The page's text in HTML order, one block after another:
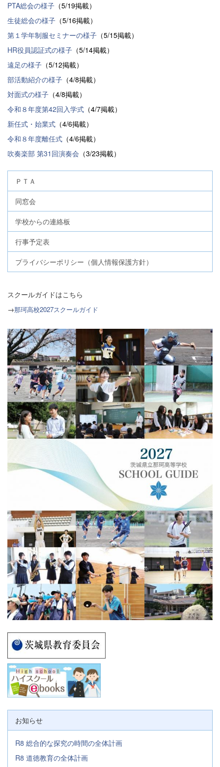
PTA総会の様子 （5/19掲載）
生徒総会の様子 （5/16掲載）
第１学年制服セミナーの様子 （5/15掲載）
HR役員認証式の様子 （5/14掲載）
遠足の様子 （5/12掲載）
部活動紹介の様子 （4/8掲載）
対面式の様子 （4/8掲載）
令和８年度第42回入学式 （4/7掲載）
新任式・始業式 （4/6掲載）
令和８年度離任式 （4/6掲載）
吹奏楽部 第31回演奏会 （3/23掲載）
ＰＴＡ
同窓会
学校からの連絡板
行事予定表
プライバシーポリシー（個人情報保護方針）
スクールガイドはこちら
→那珂高校2027スクールガイド
お知らせ
R8 総合的な探究の時間の全体計画
R8 道徳教育の全体計画